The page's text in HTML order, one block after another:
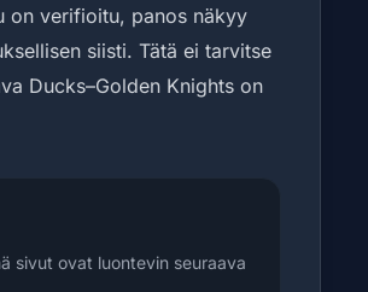
on verifioitu, panos näkyy
siisti. Tätä ei tarvitse
Ducks–Golden Knights on
sivut ovat luontevin seuraava